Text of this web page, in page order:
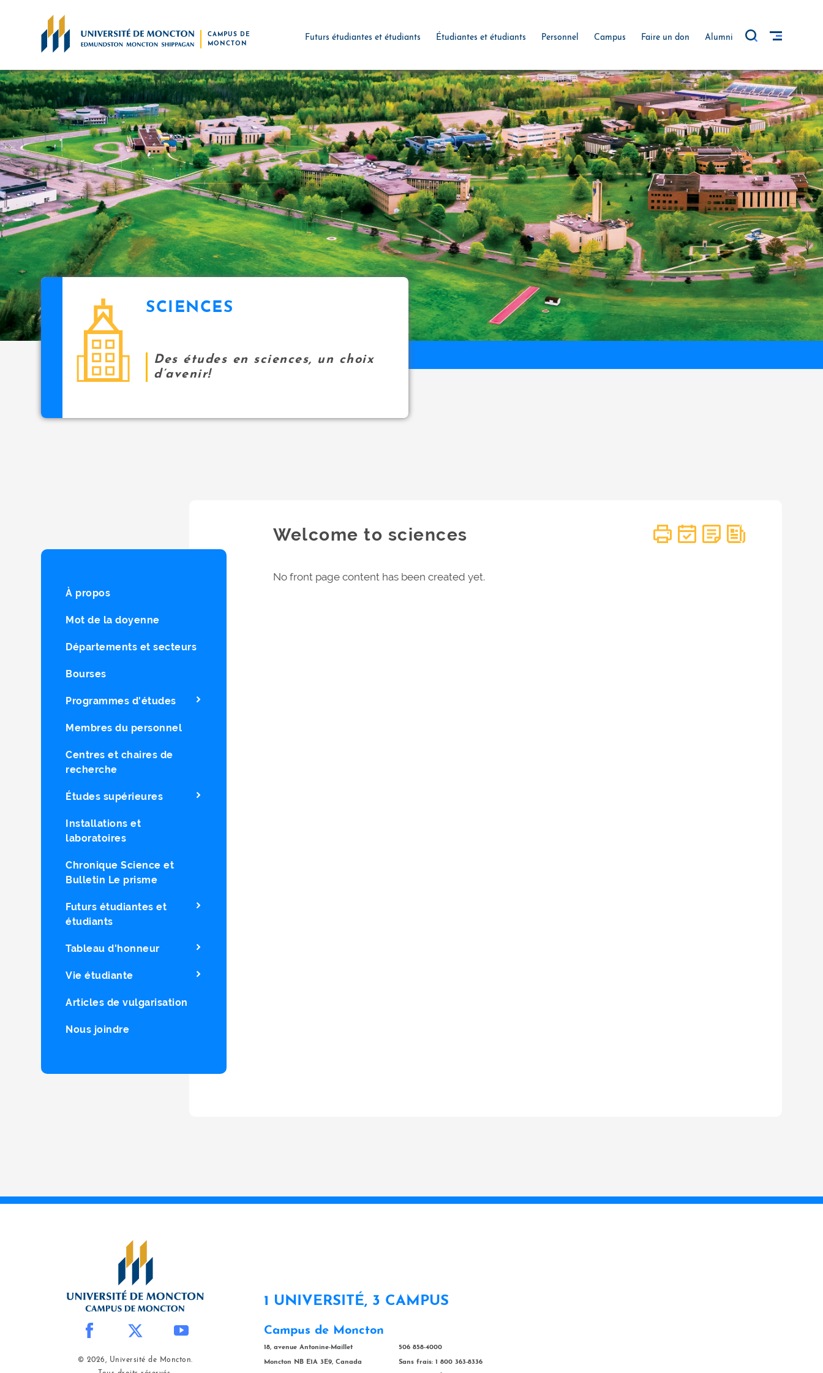
CAMPUS DE
MONCTON
Futurs étudiantes et étudiants Étudiantes et étudiants Personnel Campus Faire un don Alumni
SCIENCES
Des études en sciences, un choix
d’avenir!
À propos
Mot de la doyenne
Départements et secteurs
Bourses
Programmes d'études
Membres du personnel
Centres et chaires de
recherche
Études supérieures
Installations et
laboratoires
Chronique Science et
Bulletin Le prisme
Futurs étudiantes et
étudiants
Tableau d'honneur
Vie étudiante
Articles de vulgarisation
Nous joindre
Welcome to sciences
No front page content has been created yet.
© 2026, Université de Moncton.
1 UNIVERSITÉ, 3 CAMPUS
Campus de Moncton
18, avenue Antonine-Maillet
Moncton NB E1A 3E9, Canada
506 858-4000
Sans frais: 1 800 363-8336